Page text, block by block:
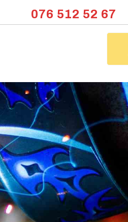
076 512 52 67